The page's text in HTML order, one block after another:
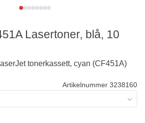
Artikelnummer 3238160
Lasertoner, blå, 10
tonerkassett, cyan (CF451A)